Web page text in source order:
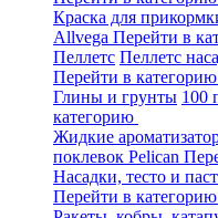
Краска для
Allvega Перейти в
Пеллетс Пеллетс
Перейти в категорию
Глины и грунты 100
категорию
Жидкие
поклевок Pelican
Насадки, тесто и
Перейти в категорию